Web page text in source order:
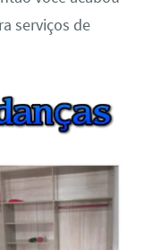
serviços de